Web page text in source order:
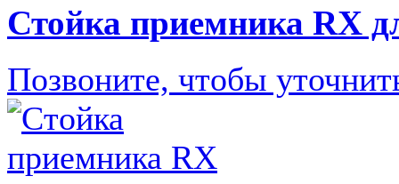
Стойка приемника
Позвоните, чтобы